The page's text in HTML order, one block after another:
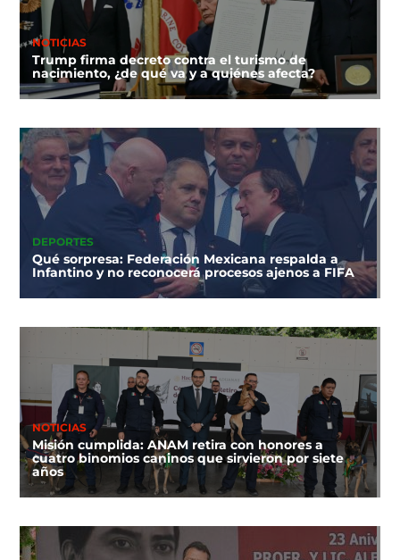
NOTICIAS
Trump firma decreto contra el turismo de
nacimiento, ¿de qué va y a quiénes afecta?
DEPORTES
Qué sorpresa: Federación Mexicana respalda a
Infantino y no reconocerá procesos ajenos a FIFA
NOTICIAS
Misión cumplida: ANAM retira con honores a
cuatro binomios caninos que sirvieron por siete
años